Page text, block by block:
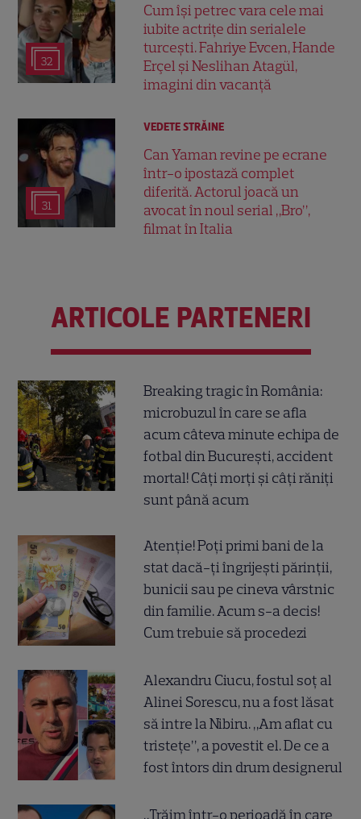
32
Cum își petrec vara cele mai
iubite actrițe din serialele
turcești. Fahriye Evcen, Hande
Erçel și Neslihan Atagül,
imagini din vacanță
31
VEDETE STRĂINE
Can Yaman revine pe ecrane
într-o ipostază complet
diferită. Actorul joacă un
avocat în noul serial „Bro”,
filmat în Italia
ARTICOLE PARTENERI
Breaking tragic în România:
microbuzul în care se afla
acum câteva minute echipa de
fotbal din București, accident
mortal! Câți morți și câți răniți
sunt până acum
Atenție! Poți primi bani de la
stat dacă-ți îngrijești părinții,
bunicii sau pe cineva vârstnic
din familie. Acum s-a decis!
Cum trebuie să procedezi
Alexandru Ciucu, fostul soț al
Alinei Sorescu, nu a fost lăsat
să intre la Nibiru. „Am aflat cu
tristețe”, a povestit el. De ce a
fost întors din drum designerul
„Trăim într-o perioadă în care